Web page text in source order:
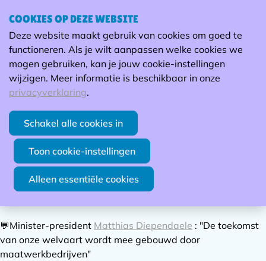
De nieuwe WerkVormen is er
De nieuwste WerkVormen is er – en zet de spot op de
(Vlaamse) industrie van morgen. Lokaler. Slimmer.
8/07/2025
👉 Met een verrassende hoofdrol voor…
maatwerkbedrijven.
🔍 We laten in dit nummer een aantal kopstukken uit het
💬Minister-president Matthias Diependaele : "De toekomst
van onze welvaart wordt mee gebouwd door
maatwerkbedrijven"
COOKIES OP DEZE WEBSITE
Deze website maakt gebruik van cookies om goed te
functioneren. Als je wilt aanpassen welke cookies we
mogen gebruiken, kan je jouw cookie-instellingen
wijzigen. Meer informatie is beschikbaar in onze
privacyverklaring.
Schakel alle cookies in
Toon cookie-instellingen
Alleen essentiële cookies